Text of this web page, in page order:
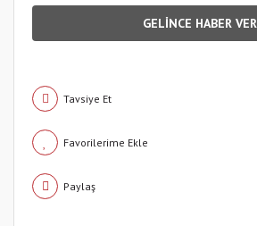
GELİNCE HABER VER
Tavsiye Et
Paylaş